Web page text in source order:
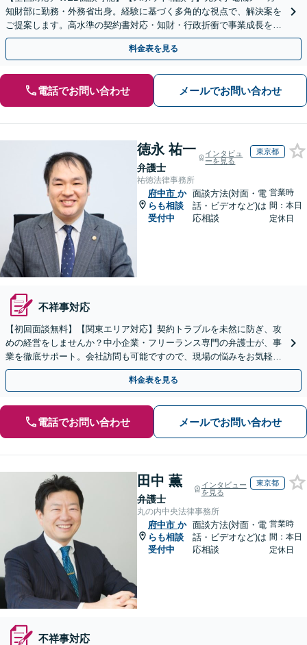
知財部に勤務・外務省出身。経験に基づく多角的な視点で、解決案を
ご提案します。高水準の契約書対応・知財・行政折衝で事業成長を牽
引いたします。
料金表を見る
電話でお問い合わせ メールでお問い合わせ
徳永 祐一
弁護士
インタビュ
ーを見る
東京都
祐徳法律事務所
府中市 か
らも相談
受付中
面談方法(対面・電
話・ビデオなど)は
応相談
営業時
間：本日
定休日
不祥事対応
【初回面談無料】【関東エリア対応】契約トラブルを未然に防ぎ、攻
めの経営をしませんか？中小企業・フリーランス専門の弁護士が、事
業を徹底サポート。会社訪問も可能ですので、現場の悩みをお気軽に
ご相談ください。【夜間や休日相談も対応】
料金表を見る
電話でお問い合わせ メールでお問い合わせ
田中 薫
弁護士
インタビュー
を見る
東京都
丸の内中央法律事務所
府中市 か
らも相談
受付中
面談方法(対面・電
話・ビデオなど)は
応相談
営業時
間：本日
定休日
不祥事対応